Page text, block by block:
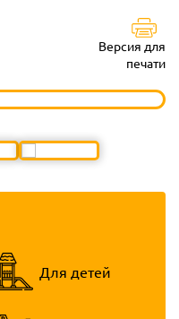
Версия для
печати
Для детей